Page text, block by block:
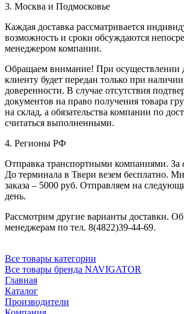
3. Москва и Подмосковье
Каждая доставка рассматривается
возможность и сроки обсуждаются
менеджером компании.
Обращаем внимание! При осуществлении
клиенту будет передан только при
доверенности. В случае отсутствия
документов на право получения товара
на склад, а обязательства компании по
считаться выполненными.
4. Регионы РФ
Отправка транспортными компаниями. За
До терминала в Твери везем бесплатно.
заказа – 5000 руб. Отправляем на
день.
Рассмотрим другие варианты доставки.
менеджерам по тел. 8(4822)39-44-69.
Все товары категории
Все товары бренда NAVIGATOR
Главная
Каталог
Производители